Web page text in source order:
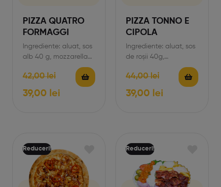
PIZZA QUATRO
FORMAGGI
Ingrediente: aluat, sos
alb 40 g, mozzarella
290 g, gorgonzola
20g, parmezan 30g.
*Prețul produsului…
42,00lei
39,00 lei
PIZZA TONNO E
CIPOLA
Ingrediente: aluat, sos
de roșii 40g,
mozzarella 170g, ton
120g, ceapă rosie 30g.
*Prețul produsului…
44,00lei
39,00 lei
Reduceri! Reduceri!